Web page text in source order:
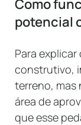
Como
potencial
Para
construtivo,
terreno, mas
área de
que esse